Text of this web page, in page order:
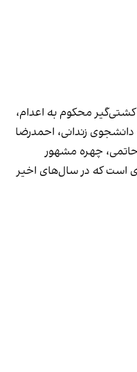
محکوم به اعدام،
زندانی، احمدرضا
حاتمی، چهره‌ مشهور
است که در سال‌های اخیر